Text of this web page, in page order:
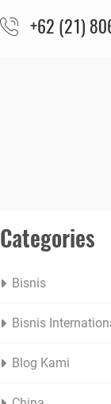
+62 (21)
Categories
Bisnis
Bisnis
Blog Kami